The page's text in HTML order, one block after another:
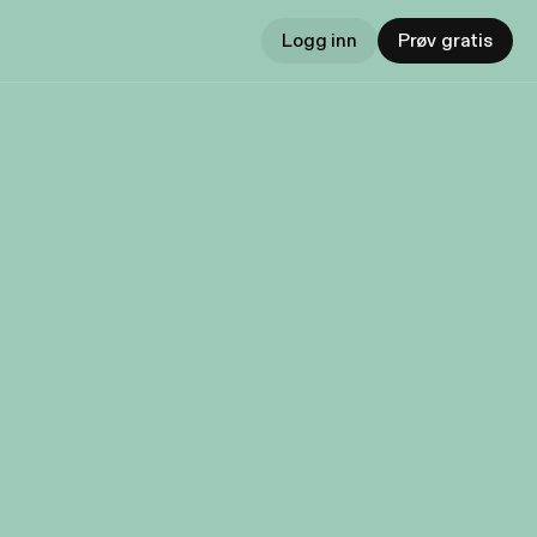
Logg inn Prøv gratis